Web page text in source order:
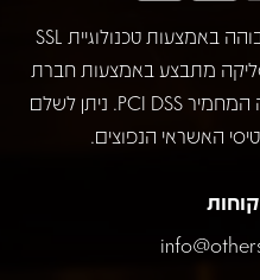
האתר מאובטח ברמת הצפנה גבוהה באמצעות טכנולוגיית SSL
מתבצע באמצעות חברת
COMAX בהתאם לתקן האבטחה המחמיר PCI DSS. ניתן לשלם
האשראי הנפוצים.